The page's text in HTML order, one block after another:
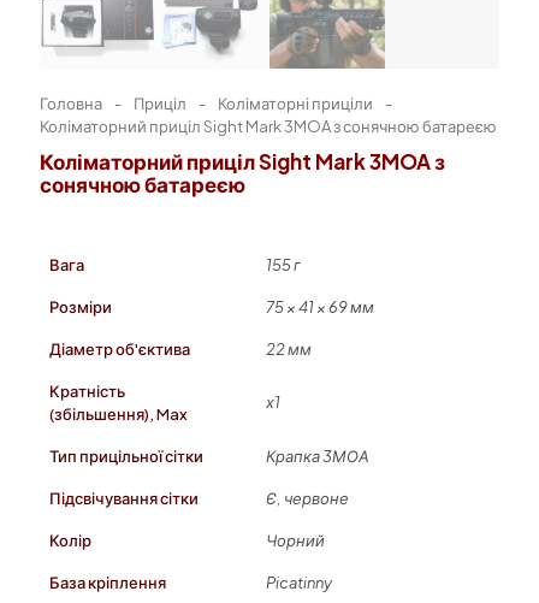
Головна - Приціл - Коліматорні приціли
-
Коліматорний приціл Sight Mark 3MOA з сонячною батареєю
Коліматорний приціл Sight Mark 3MOA з
сонячною батареєю
Вага 155 г
Розміри 75 × 41 × 69 мм
Діаметр об'єктива 22 мм
Кратність
(збільшення), Max
х1
Тип прицільної сітки Крапка 3МОА
Підсвічування сітки Є, червоне
Колір Чорний
База кріплення Picatinny